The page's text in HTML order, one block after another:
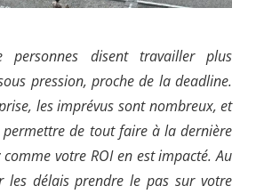
personnes disent travailler plus
pression, proche de la deadline.
les imprévus sont nombreux, et
permettre de tout faire à la dernière
votre ROI en est impacté. Au
les délais prendre le pas sur votre